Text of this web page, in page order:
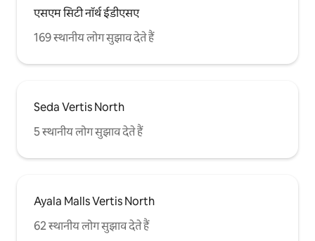
एसएम सिटी नॉर्थ ईडीएसए
169 स्थानीय लोग सुझाव देते हैं
Seda Vertis North
5 स्थानीय लोग सुझाव देते हैं
Ayala Malls Vertis North
62 स्थानीय लोग सुझाव देते हैं